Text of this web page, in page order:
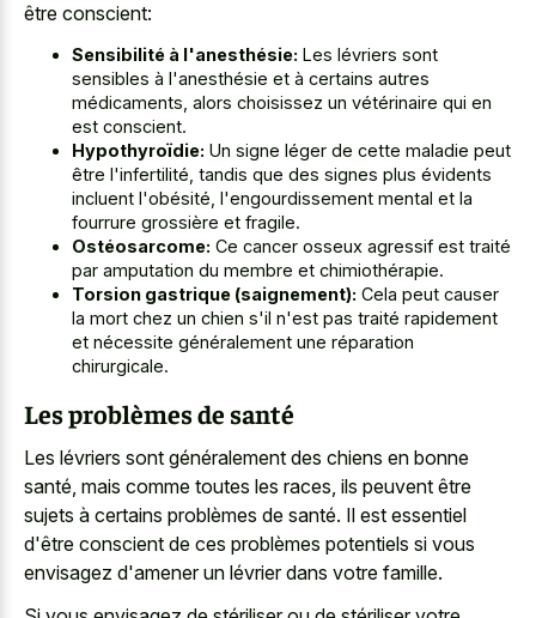
être conscient:
Sensibilité à l'anesthésie: Les lévriers sont
sensibles à l'anesthésie et à certains autres
médicaments, alors choisissez un vétérinaire qui en
est conscient.
Hypothyroïdie: Un signe léger de cette maladie peut
être l'infertilité, tandis que des signes plus évidents
incluent l'obésité, l'engourdissement mental et la
fourrure grossière et fragile.
Ostéosarcome: Ce cancer osseux agressif est traité
par amputation du membre et chimiothérapie.
Torsion gastrique (saignement): Cela peut causer
la mort chez un chien s'il n'est pas traité rapidement
et nécessite généralement une réparation
chirurgicale.
Les problèmes de santé
Les lévriers sont généralement des chiens en bonne
santé, mais comme toutes les races, ils peuvent être
sujets à certains problèmes de santé. Il est essentiel
d'être conscient de ces problèmes potentiels si vous
envisagez d'amener un lévrier dans votre famille.